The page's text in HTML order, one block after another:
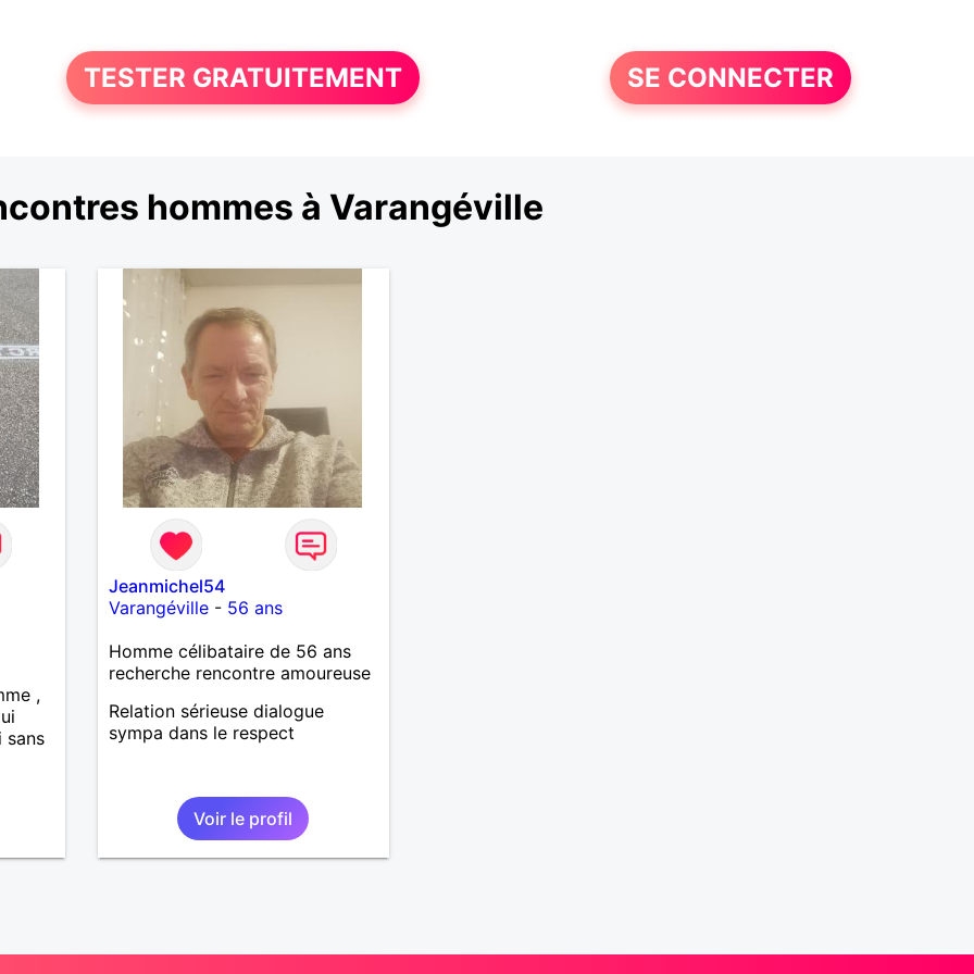
TESTER GRATUITEMENT SE CONNECTER
hommes à Varangéville
,
sans
Jeanmichel54
Varangéville- 56 ans
Homme célibataire de 56 ans
recherche rencontre amoureuse
Relation sérieuse dialogue
sympa dans le respect
Voir le profil